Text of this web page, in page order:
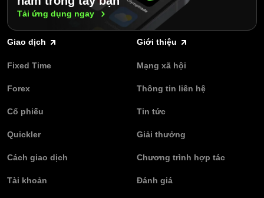
Tải ứng dụng ngay
Giao dịch
Fixed Time
Forex
Cổ phiếu
Quickler
Cách giao dịch
Tài khoản
Giới thiệu
Mạng xã hội
Thông tin liên hệ
Tin tức
Giải thưởng
Chương trình hợp tác
Đánh giá